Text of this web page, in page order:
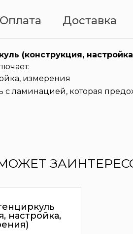
Оплата Доставка
(конструкция,
измерения
с ламинацией, которая
настройка,